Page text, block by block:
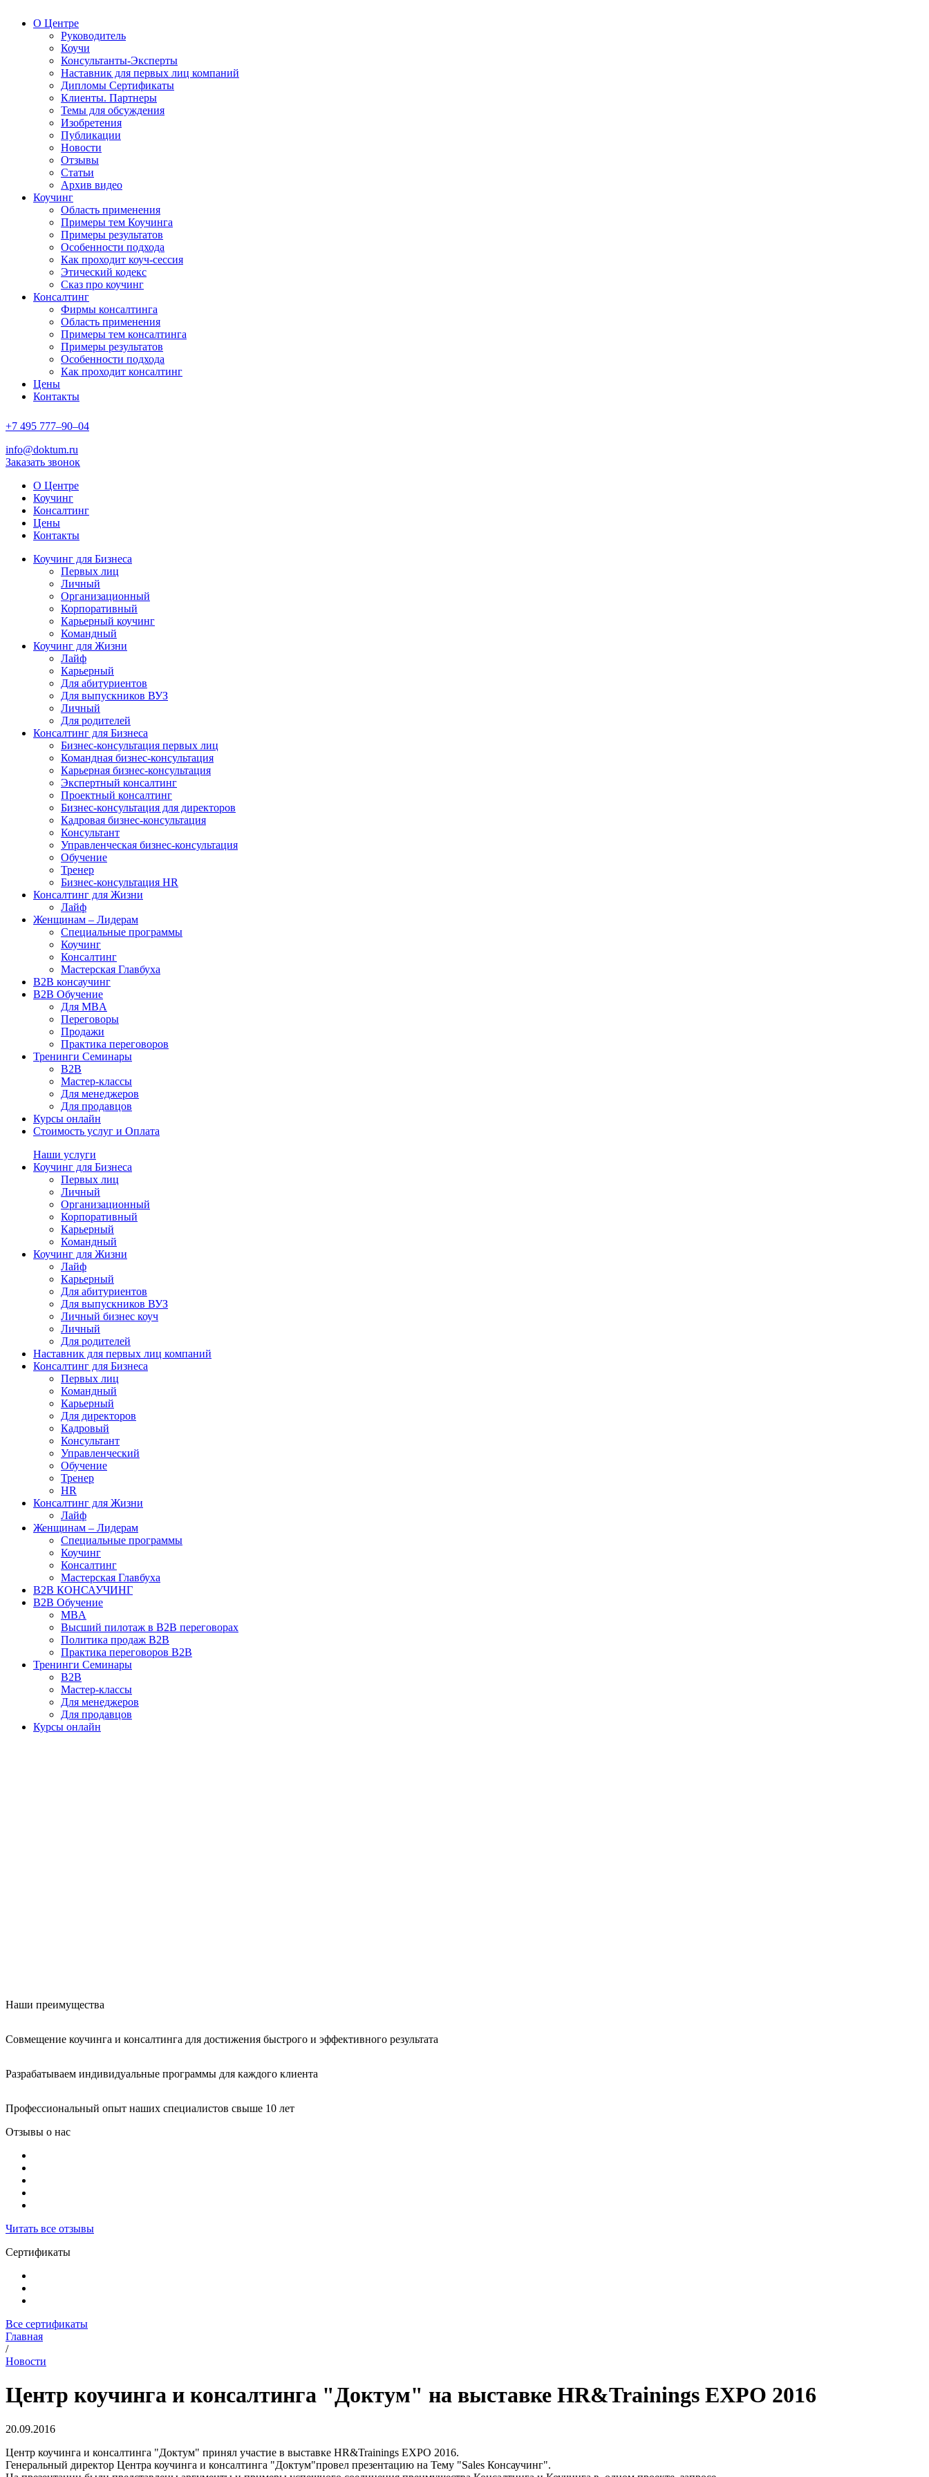
О Центре
Руководитель
Коучи
Консультанты-Эксперты
Наставник для первых лиц компаний
Дипломы Сертификаты
Клиенты. Партнеры
Темы для обсуждения
Изобретения
Публикации
Новости
Отзывы
Статьи
Архив видео
Коучинг
Область применения
Примеры тем Коучинга
Примеры результатов
Особенности подхода
Как проходит коуч-сессия
Этический кодекс
Сказ про коучинг
Консалтинг
Фирмы консалтинга
Область применения
Примеры тем консалтинга
Примеры результатов
Особенности подхода
Как проходит консалтинг
Цены
Контакты
+7 495 777–90–04
info@doktum.ru
Заказать звонок
О Центре
Коучинг
Консалтинг
Цены
Контакты
Коучинг для Бизнеса
Первых лиц
Личный
Организационный
Корпоративный
Карьерный коучинг
Командный
Коучинг для Жизни
Лайф
Карьерный
Для абитуриентов
Для выпускников ВУЗ
Личный
Для родителей
Консалтинг для Бизнеса
Бизнес-консультация первых лиц
Командная бизнес-консультация
Карьерная бизнес-консультация
Экспертный консалтинг
Проектный консалтинг
Бизнес-консультация для директоров
Кадровая бизнес-консультация
Консультант
Управленческая бизнес-консультация
Обучение
Тренер
Бизнес-консультация HR
Консалтинг для Жизни
Лайф
Женщинам – Лидерам
Специальные программы
Коучинг
Консалтинг
Мастерская Главбуха
B2B консаучинг
B2B Обучение
Для MBA
Переговоры
Продажи
Практика переговоров
Тренинги Семинары
B2B
Мастер-классы
Для менеджеров
Для продавцов
Курсы онлайн
Стоимость услуг и Оплата
Наши услуги
Коучинг для Бизнеса
Первых лиц
Личный
Организационный
Корпоративный
Карьерный
Командный
Коучинг для Жизни
Лайф
Карьерный
Для абитуриентов
Для выпускников ВУЗ
Личный бизнес коуч
Личный
Для родителей
Наставник для первых лиц компаний
Консалтинг для Бизнеса
Первых лиц
Командный
Карьерный
Для директоров
Кадровый
Консультант
Управленческий
Обучение
Тренер
HR
Консалтинг для Жизни
Лайф
Женщинам – Лидерам
Специальные программы
Коучинг
Консалтинг
Мастерская Главбуха
B2B КОНСАУЧИНГ
B2B Обучение
MBA
Высший пилотаж в B2B переговорах
Политика продаж B2B
Практика переговоров B2B
Тренинги Семинары
B2B
Мастер-классы
Для менеджеров
Для продавцов
Курсы онлайн
Наши преимущества
Совмещение коучинга и консалтинга для достижения быстрого и эффективного результата
Разрабатываем индивидуальные программы для каждого клиента
Профессиональный опыт наших специалистов свыше 10 лет
Отзывы о нас
Читать все отзывы
Сертификаты
Все сертификаты
Главная
/
Новости
Центр коучинга и консалтинга "Доктум" на выставке HR&Trainings EXPO 2016
20.09.2016
Центр коучинга и консалтинга "Доктум" принял участие в выставке HR&Trainings EXPO 2016.
Генеральный директор Центра коучинга и консалтинга "Доктум"провел презентацию на Тему "Sales Консаучинг".